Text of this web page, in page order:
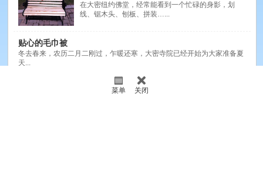
在大密纽约佛堂，经常能看到一个忙碌的身影，划
线、锯木头、刨板、拼装…...
贴心的毛巾被
冬去春来，农历二月二刚过，乍暖还寒，大密寺院已经开始为大家准备夏
天...
佛堂前院车道旁的速生杨，正在茁壮成长，后院有片竹林，还开垦了一块
菜单 关闭